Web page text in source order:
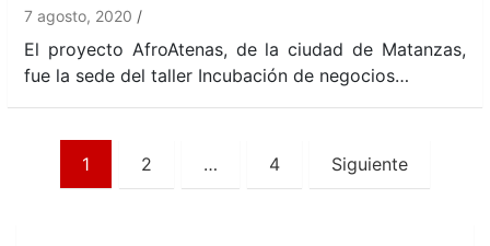
7 agosto, 2020
El proyecto AfroAtenas, de la ciudad de Matanzas,
fue la sede del taller Incubación de negocios…
Paginación
1 2 … 4 Siguiente